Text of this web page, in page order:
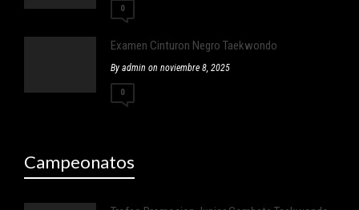
0
Examen Cinturon Negro Taekwondo
By admin on noviembre 8, 2025
0
Campeonatos